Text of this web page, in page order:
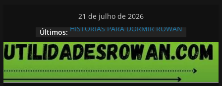
conteúdo
21 de julho de 2026
Últimos: HISTORIAS PARA DORMIR ROWAN